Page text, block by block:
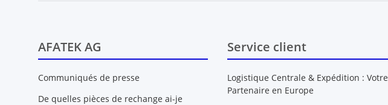
AFATEK AG
Communiqués de presse
De quelles pièces de rechange ai-je
Service client
Logistique Centrale & Expédition : Votre
Partenaire en Europe